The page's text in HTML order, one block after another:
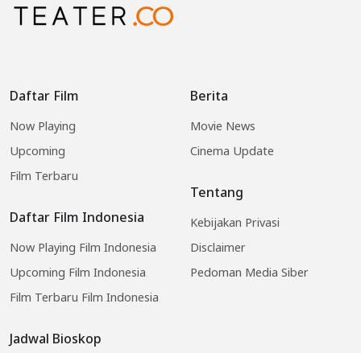
Daftar Film
Now Playing
Upcoming
Film Terbaru
Daftar Film Indonesia
Now Playing Film Indonesia
Upcoming Film Indonesia
Film Terbaru Film Indonesia
Jadwal Bioskop
Berita
Movie News
Cinema Update
Tentang
Kebijakan Privasi
Disclaimer
Pedoman Media Siber